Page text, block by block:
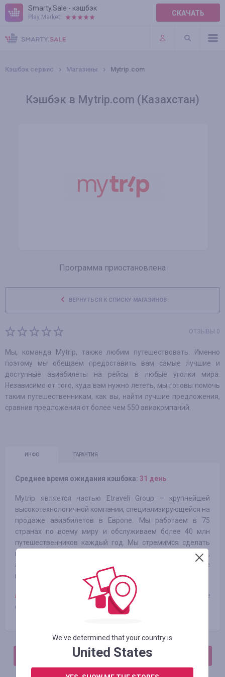
Smarty.Sale - кэшбэк
Play Market: СКАЧАТЬ
ПРАВИЛА
ПЛАГИНЫ
Кэшбэк сервис Магазины Mytrip.com
Кэшбэк в Mytrip.com (Казахстан)
Программа приостановлена
ВЕРНУТЬСЯ К СПИСКУ МАГАЗИНОВ
ОТЗЫВЫ 0
Мы, команда Mytrip, также любим путешествовать. Именно
поэтому мы обещаем предоставить вам самые лучшие и
доступные авиабилеты на рейсы в любые уголки мира.
Независимо от того, куда вам нужно лететь, мы готовы помочь
таким путешественникам, как вы, найти лучшие предложения,
сравнив предложения от более чем 550 авиакомпаний.
ИНФО ГАРАНТИЯ
Среднее время ожидания кэшбэка: 31 день
Mytrip является частью Etraveli Group – крупнейшей
высокотехнологичной компании, специализирующейся на
продаже авиабилетов в Европе. Мы работаем в 75
странах по всему миру и обслуживаем более 40 млн
путешественников каждый год. Мы стремимся сделать
пользование нашими услугами более простым и удобным,
а сами услуги доступнее не только потому, что мы лучшие
в своем деле, но и потому, что это нам по душе!
Примечание:
Максимальный кешбек за бронирование
составляет 42,5 евро.
АВТОРИЗИРУЙТЕСЬ, ЧТОБЫ ОСТАВИТЬ ОТЗЫВ
We've determined that your country is
United States